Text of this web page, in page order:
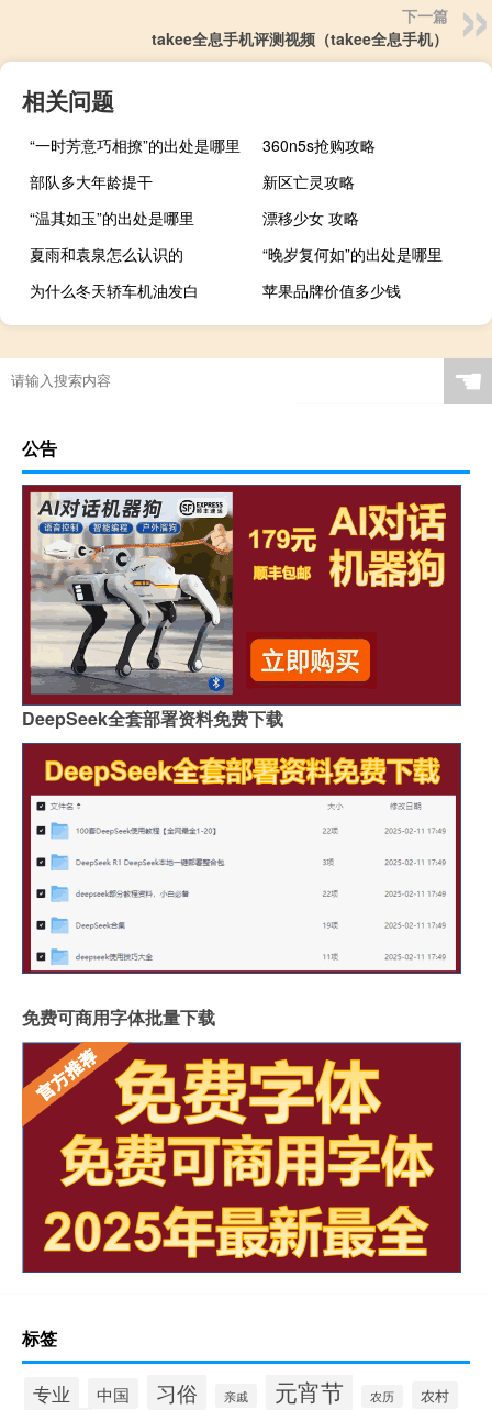
下一篇
takee全息手机评测视频（takee全息手机）
相关问题
“一时芳意巧相撩”的出处是哪里
360n5s抢购攻略
部队多大年龄提干
新区亡灵攻略
“温其如玉”的出处是哪里
漂移少女 攻略
夏雨和袁泉怎么认识的
“晚岁复何如”的出处是哪里
为什么冬天轿车机油发白
苹果品牌价值多少钱
☚
公告
DeepSeek全套部署资料免费下载
免费可商用字体批量下载
标签
专业 中国 习俗 亲戚 元宵节 农历 农村